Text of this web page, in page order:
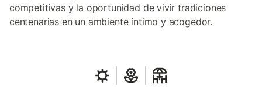
competitivas y la oportunidad de vivir tradiciones
centenarias en un ambiente íntimo y acogedor.